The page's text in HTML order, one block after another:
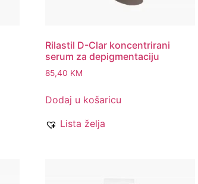
Rilastil D-Clar koncentrirani
serum za depigmentaciju
85,40 KM
Dodaj u košaricu
Lista želja